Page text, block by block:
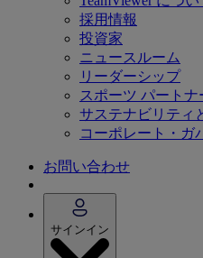
採用情報
投資家
ニュースルーム
リーダーシップ
スポーツ パートナ
サステナビリティ
コーポレート・ガ
お問い合わせ
サインイン